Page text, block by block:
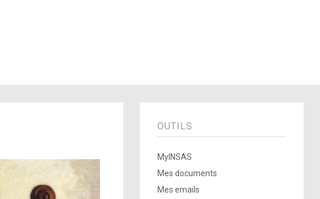
OUTILS
MyINSAS
Mes documents
Mes emails